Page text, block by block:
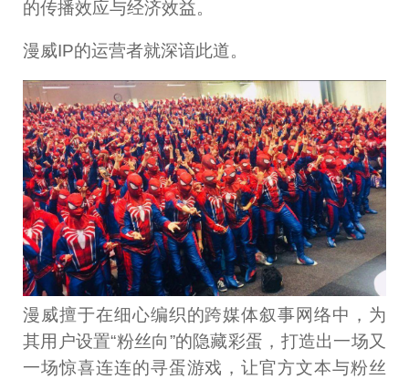
的传播效应与经济效益。
漫威IP的运营者就深谙此道。
漫威擅于在细心编织的跨媒体叙事网络中，为
其用户设置“粉丝向”的隐藏彩蛋，打造出一场又
一场惊喜连连的寻蛋游戏，让官方文本与粉丝